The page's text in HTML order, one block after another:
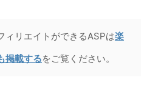
ィリエイトができるASPは楽
掲載するをご覧ください。